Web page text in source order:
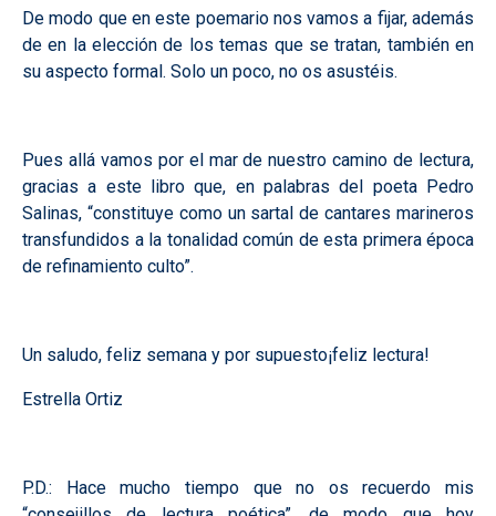
De modo que en este poemario nos vamos a fijar, además
de en la elección de los temas que se tratan, también en
su aspecto formal. Solo un poco, no os asustéis.
Pues allá vamos por el mar de nuestro camino de lectura,
gracias a este libro que, en palabras del poeta Pedro
Salinas, “constituye como un sartal de cantares marineros
transfundidos a la tonalidad común de esta primera época
de refinamiento culto”.
Un saludo, feliz semana y por supuesto¡feliz lectura!
Estrella Ortiz
P.D.: Hace mucho tiempo que no os recuerdo mis